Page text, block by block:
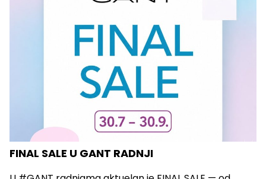
FINAL SALE U GANT RADNJI